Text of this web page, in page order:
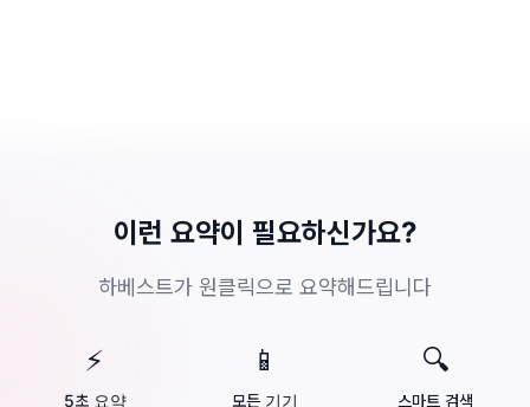
이런 요약이 필요하신가요?
하베스트가 원클릭으로 요약해드립니다
⚡
5초 요약
📱
모든 기기
🔍
스마트 검색